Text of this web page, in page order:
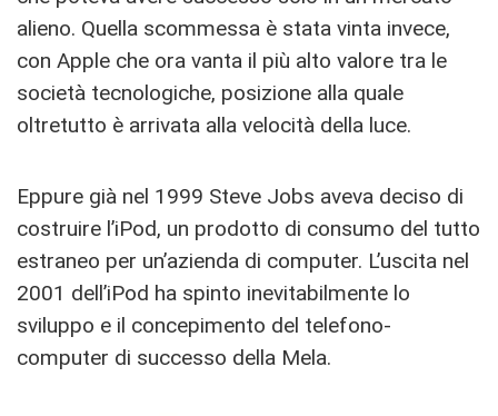
alieno. Quella scommessa è stata vinta invece,
con Apple che ora vanta il più alto valore tra le
società tecnologiche, posizione alla quale
oltretutto è arrivata alla velocità della luce.
Eppure già nel 1999 Steve Jobs aveva deciso di
costruire l’iPod, un prodotto di consumo del tutto
estraneo per un’azienda di computer. L’uscita nel
2001 dell’iPod ha spinto inevitabilmente lo
sviluppo e il concepimento del telefono-
computer di successo della Mela.